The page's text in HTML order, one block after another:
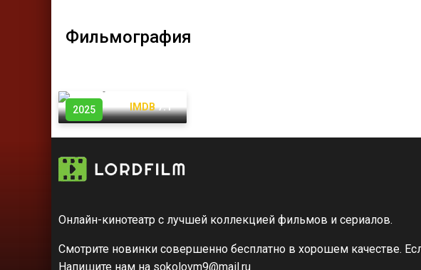
Фильмография
2025
КП7.6 IMDB7.1
Онлайн-кинотеатр с лучшей коллекцией фильмов и сериалов.
Смотрите новинки совершенно бесплатно в хорошем качестве.
Напишите нам на sokolovm9@mail.ru